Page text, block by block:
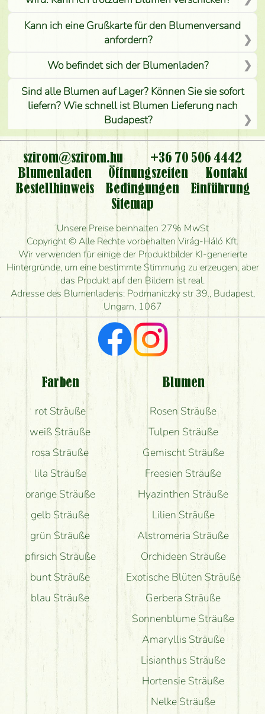
Kann ich eine Grußkarte für den Blumenversand
anfordern?
Wo befindet sich der Blumenladen?
Sind alle Blumen auf Lager? Können Sie sie sofort
liefern? Wie schnell ist Blumen Lieferung nach
Budapest?
Ist der Blumenladen non stop geöffnet?
Kann ich den bestellten Blumenstrauß persönlich
nehmen oder nur per Blumenversand?
Ist eine Bestellung für ländliche Gebiete möglich?
Wie lange kann ich heute Blumen mit Lieferung
bestellen?
Wie schnell können Sie den Blumenstrauß
herstellen und wann können Sie ihn frühestens
liefern?
Ich suche rote Rosen, hast du welche?
Welche Rückmeldungen bekomme ich zum
Blumenversand?
Bekomme ich wirklich, was auf dem Bild zu sehen
szirom@szirom.hu
+36 70 506 4442
Blumenladen
Öffnungszeiten
Kontakt
Bestellhinweis
Bedingungen
Einführung
Sitemap
Unsere Preise beinhalten 27% MwSt
Copyright © Alle Rechte vorbehalten Virág-Háló Kft.
Wir verwenden für einige der Produktbilder KI-generierte
Hintergründe, um eine bestimmte Stimmung zu erzeugen, aber
das Produkt auf den Bildern ist real.
Adresse des Blumenladens: Podmaniczky str 39., Budapest,
Ungarn, 1067
Farben
rot Sträuße
weiß Sträuße
rosa Sträuße
lila Sträuße
orange Sträuße
gelb Sträuße
grün Sträuße
pfirsich Sträuße
bunt Sträuße
blau Sträuße
Blumen
Rosen Sträuße
Tulpen Sträuße
Gemischt Sträuße
Freesien Sträuße
Hyazinthen Sträuße
Lilien Sträuße
Alstromeria Sträuße
Orchideen Sträuße
Exotische Blüten Sträuße
Gerbera Sträuße
Sonnenblume Sträuße
Amaryllis Sträuße
Lisianthus Sträuße
Hortensie Sträuße
Nelke Sträuße